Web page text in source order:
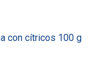
con cítricos 100 g